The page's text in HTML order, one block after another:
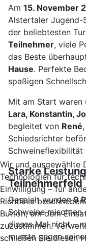
Am 15. November
Alstertaler Jugend-
der beliebtesten
Teilnehmer, viele
das Beste
Hause. Perfekte
spaßigen
Mit am Start waren
Lara, Konstantin,
begleitet von René
Schiedsrichter
Schweineflexibilität
Starke
Teilnehmerfeld
Gespielt wurden9
Schweine
dieses Mal nicht –
musste gegen
Wir und ausgewählte
Technologien für
Einwilligung – für
Richtlinie
Button, um dem
zuzustimmen.
schließen Sie diesen